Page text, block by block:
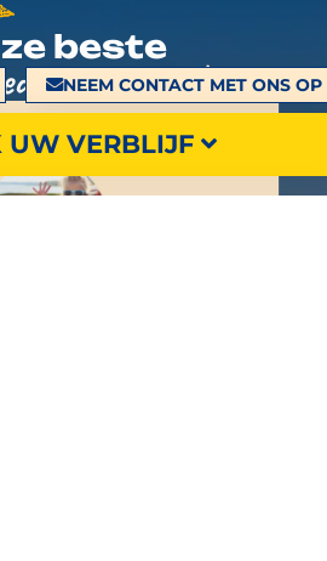
NEEM CONTACT MET ONS OP
UW VERBLIJF
beste
zijn jullie!